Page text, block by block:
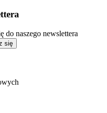
do naszego newslettera
się